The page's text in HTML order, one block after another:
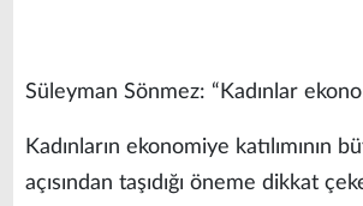
Süleyman Sönmez: “Kadınlar
Kadınların ekonomiye katılımının
açısından taşıdığı öneme dikkat